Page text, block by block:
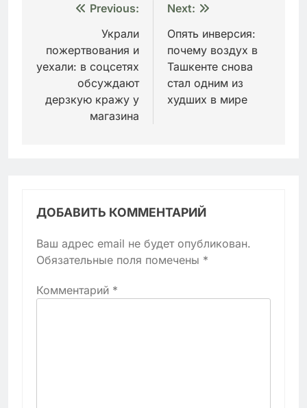
Навигация
записям
Previous:
Украли
пожертвования и
уехали: в соцсетях
обсуждают
дерзкую кражу у
магазина
Next:
Опять инверсия:
почему воздух в
Ташкенте снова
стал одним из
худших в мире
ДОБАВИТЬ КОММЕНТАРИЙ
Ваш адрес email не будет опубликован.
Обязательные поля помечены *
Комментарий *